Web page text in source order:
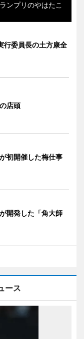
ンプリのやはたこ
行委員長の土方康全
店頭
初開催した梅仕事
開発した「角大師
ース